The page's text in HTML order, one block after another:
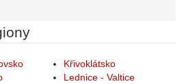
Křivoklátsko
Lednice - Valtice